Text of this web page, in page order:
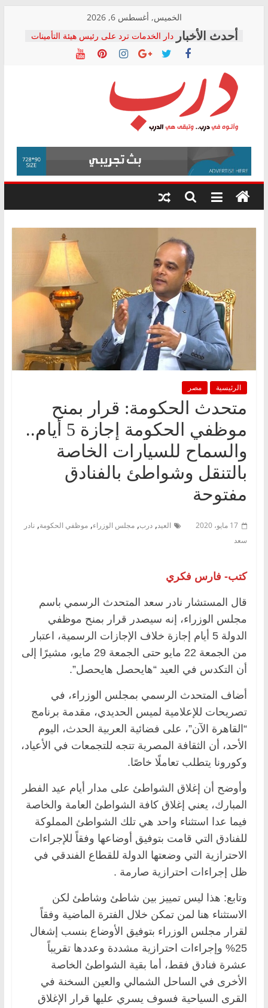
content
الخميس, أغسطس 6, 2026
دار الخدمات ترد على رئيس هيئة التأمينات
بعد مؤتمره الصحفي: إنكار الأزمة لا ينهي
معاناة أصحاب المعاشات.. ونطالب بكشف
فرحات سليمان يكتب: القطاع الصحي إلى
أين؟
حزب التحالف الشعبي يطلق لجنة “الحق
في الصحة” بالإسكندرية لرصد الانتهاكات
ودعم المرضى
الوزاري لمدينة الصحفيين.. وانتهاء أعمال
إنشاء المبنى الإداري
المجلس القومي لحقوق الإنسان يعلن
متابعة قضية الدكتور محمد زهران.. ويؤكد:
قرينة البراءة وضمانات المحاكمة العادلة
درب
وأتوه
درب..
وتبقى
هي
الرئيسية مصر
متحدث الحكومة: قرار بمنح
موظفي الحكومة إجازة 5 أيام..
والسماح للسيارات الخاصة
بالتنقل وشواطئ بالفنادق
مفتوحة
17 مايو، 2020 العيد, درب, مجلس الوزراء, موظفي الحكومة, نادر
سعد
كتب- فارس فكري
قال المستشار نادر سعد المتحدث الرسمي باسم
مجلس الوزراء، إنه سيصدر قرار بمنح موظفي
الدولة 5 أيام إجازة خلاف الإجازات الرسمية، اعتبار
من الجمعة 22 مايو حتى الجمعة 29 مايو، مشيرًا إلى
أن التكدس في العيد “هايحصل هايحصل”.
أضاف المتحدث الرسمي بمجلس الوزراء، في
تصريحات للإعلامية لميس الحديدي، مقدمة برنامج
“القاهرة الآن”، على فضائية العربية الحدث، اليوم
الأحد، أن الثقافة المصرية تتجه للتجمعات في الأعياد،
وكورونا يتطلب تعاملًا خاصًا.
وأوضح أن إغلاق الشواطئ على مدار أيام عيد الفطر
المبارك، يعني إغلاق كافة الشواطئ العامة والخاصة
فيما عدا استثناء واحد هي تلك الشواطئ المملوكة
للفنادق التي قامت بتوفيق أوضاعها وفقاً للإجراءات
الاحترازية التي وضعتها الدولة للقطاع الفندقي في
ظل إجراءات احترازية صارمة .
وتابع: هذا ليس تمييز بين شاطئ وشاطئ لكن
الاستثناء هنا لمن تمكن خلال الفترة الماضية وفقاً
لقرار مجلس الوزراء بتوفيق الأوضاع بنسب إشغال
25% وإجراءات احترازية مشددة وعددها تقريباً
عشرة فنادق فقط، أما بقية الشواطئ الخاصة
الأخرى في الساحل الشمالي والعين السخنة في
القرى السياحية فسوف يسري عليها قرار الإغلاق